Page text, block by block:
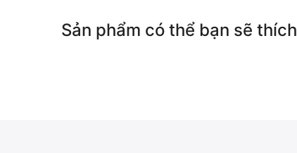
Sản phẩm có thể bạn sẽ thích